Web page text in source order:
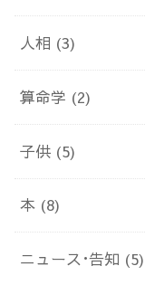
人相 (3)
算命学 (2)
子供 (5)
本 (8)
ニュース･告知 (5)